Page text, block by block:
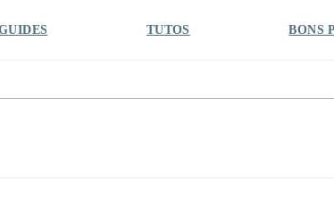
TUTOS BONS